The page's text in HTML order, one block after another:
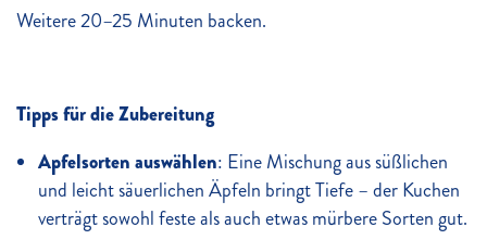
Weitere 20–25 Minuten backen.
Tipps für die Zubereitung
Apfelsorten auswählen: Eine Mischung aus süßlichen
und leicht säuerlichen Äpfeln bringt Tiefe – der Kuchen
verträgt sowohl feste als auch etwas mürbere Sorten gut.